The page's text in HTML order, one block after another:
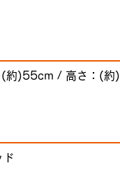
約)55cm / 高さ：(約
ド